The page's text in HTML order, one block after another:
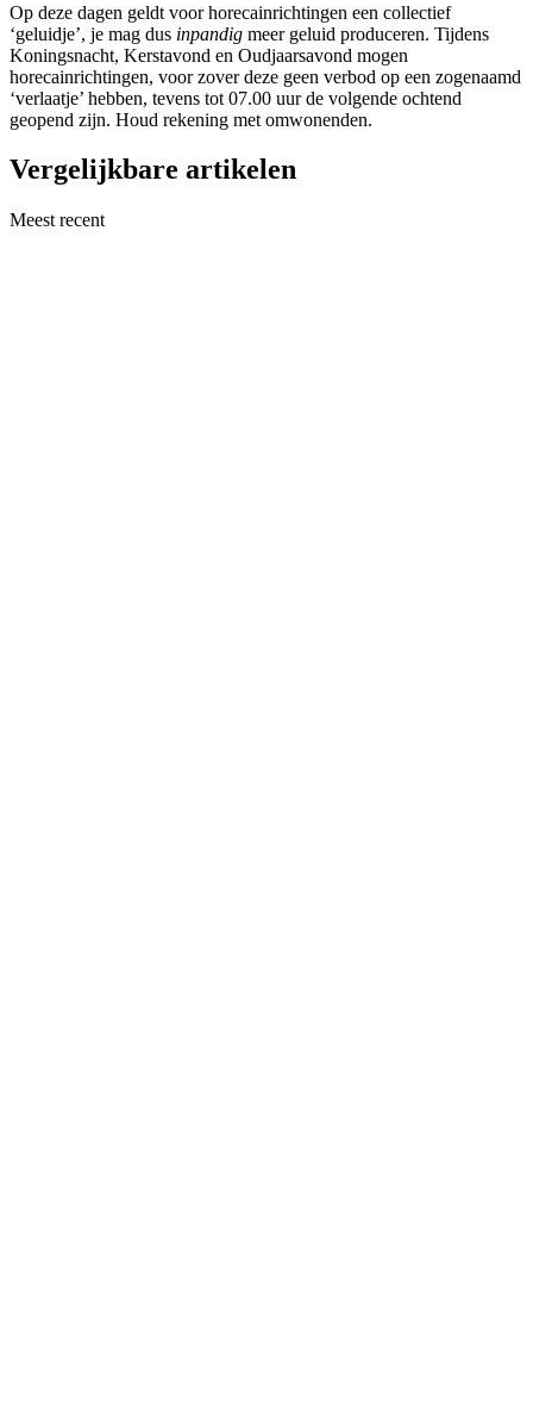
Op deze dagen geldt voor horecainrichtingen een collectief
‘geluidje’, je mag dus inpandig meer geluid produceren. Tijdens
Koningsnacht, Kerstavond en Oudjaarsavond mogen
horecainrichtingen, voor zover deze geen verbod op een zogenaamd
‘verlaatje’ hebben, tevens tot 07.00 uur de volgende ochtend
geopend zijn. Houd rekening met omwonenden.
Vergelijkbare artikelen
Meest recent